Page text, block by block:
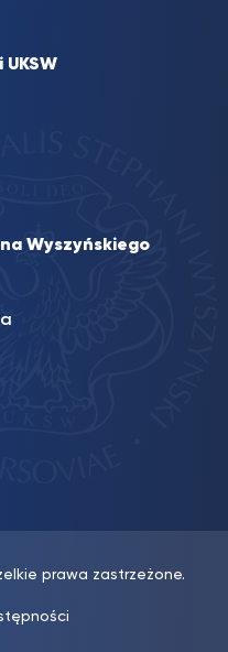
Wyszyńskiego
prawa zastrzeżone.